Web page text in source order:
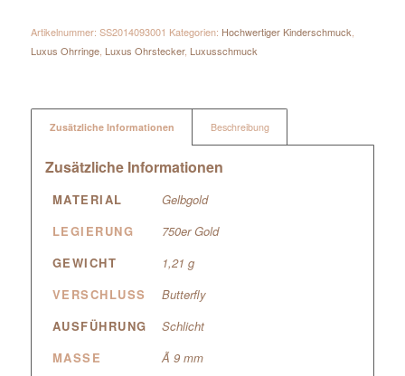
Artikelnummer: SS2014093001 Kategorien: Hochwertiger Kinderschmuck
Luxus Ohrringe, Luxus Ohrstecker, Luxusschmuck
Zusätzliche Informationen Beschreibung
Zusätzliche Informationen
MATERIAL
Gelbgold
LEGIERUNG
750er Gold
GEWICHT
1,21 g
VERSCHLUSS
Butterfly
AUSFÜHRUNG
Schlicht
MASSE
Ã 9 mm